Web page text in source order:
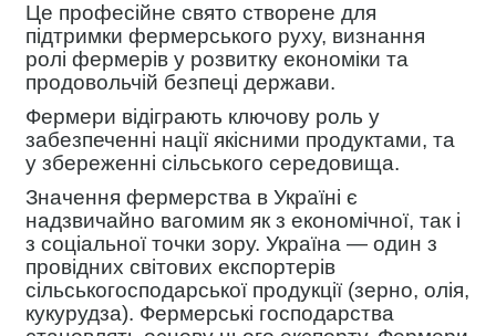
Це професійне свято створене для
підтримки фермерського руху, визнання
ролі фермерів у розвитку економіки та
продовольчій безпеці держави.
Фермери відіграють ключову роль у
забезпеченні нації якісними продуктами, та
у збереженні сільського середовища.
Значення фермерства в Україні є
надзвичайно вагомим як з економічної, так і
з соціальної точки зору. Україна — один з
провідних світових експортерів
сільськогосподарської продукції (зерно, олія,
кукурудза). Фермерські господарства